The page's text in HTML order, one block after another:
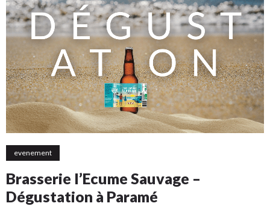
evenement
Brasserie l’Ecume Sauvage –
Dégustation à Paramé